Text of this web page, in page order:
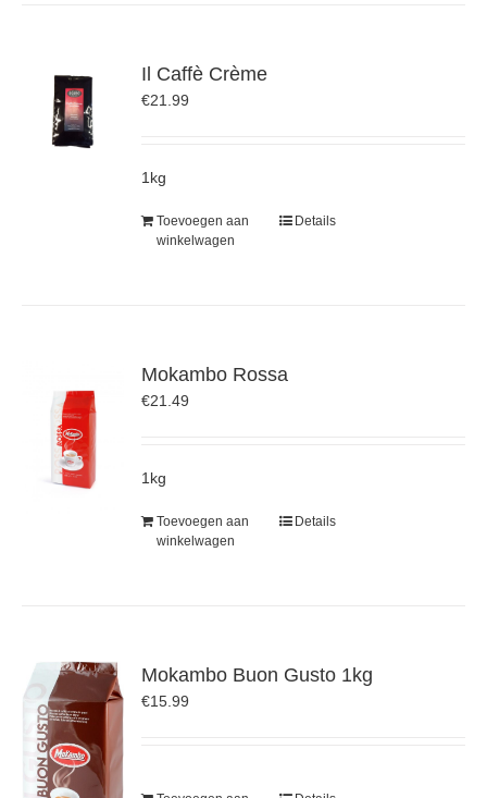
Il Caffè Crème
€21.99
1kg
Toevoegen aan
winkelwagen
Details
Mokambo Rossa
€21.49
1kg
Toevoegen aan
winkelwagen
Details
Mokambo Buon Gusto 1kg
€15.99